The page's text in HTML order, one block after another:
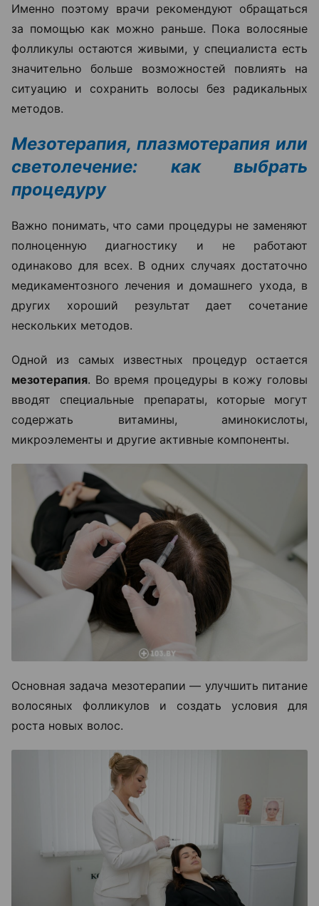
Именно поэтому врачи рекомендуют обращаться
за помощью как можно раньше. Пока волосяные
фолликулы остаются живыми, у специалиста есть
значительно больше возможностей повлиять на
ситуацию и сохранить волосы без радикальных
методов.
Мезотерапия, плазмотерапия или
светолечение: как выбрать
процедуру
Важно понимать, что сами процедуры не заменяют
полноценную диагностику и не работают
одинаково для всех. В одних случаях достаточно
медикаментозного лечения и домашнего ухода, в
других хороший результат дает сочетание
нескольких методов.
Одной из самых известных процедур остается
мезотерапия. Во время процедуры в кожу головы
вводят специальные препараты, которые могут
содержать витамины, аминокислоты,
микроэлементы и другие активные компоненты.
Основная задача мезотерапии — улучшить питание
волосяных фолликулов и создать условия для
роста новых волос.